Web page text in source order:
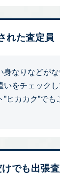
れた査定員
身なりなどが
いをチェック
ヒカカク”でも
けでも出張